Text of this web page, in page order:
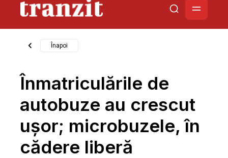
Înapoi
Înmatriculările de
autobuze au crescut
ușor; microbuzele, în
cădere liberă